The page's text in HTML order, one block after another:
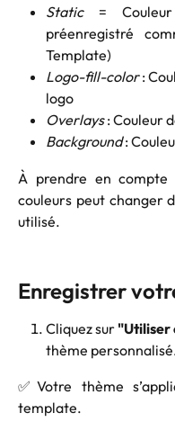
Static= Couleur
préenregistré
Template)
Logo-fill-color :
logo
Overlays : Couleur
Background :
À prendre en compte
couleurs peut changer
utilisé.
Enregistrer
Cliquez sur "Utiliser
thème
✅Votre thème
template.